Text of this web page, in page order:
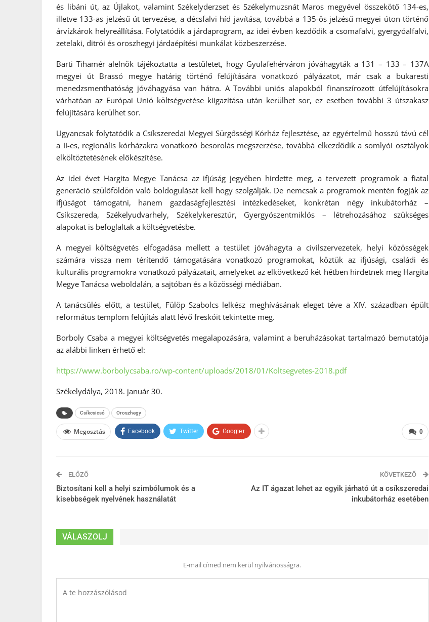
és libáni út, az Újlakot, valamint Székelyderzset és Székelymuzsnát Maros megyével összekötő 134-es,
illetve 133-as jelzésű út tervezése, a décsfalvi híd javítása, továbbá a 135-ös jelzésű megyei úton történő
árvízkárok helyreállítása. Folytatódik a járdaprogram, az idei évben kezdődik a csomafalvi, gyergyóalfalvi,
zetelaki, ditrói és oroszhegyi járdaépítési munkálat közbeszerzése.
Barti Tihamér alelnök tájékoztatta a testületet, hogy Gyulafehérváron jóváhagyták a 131 – 133 – 137A
megyei út Brassó megye határig történő felújítására vonatkozó pályázatot, már csak a bukaresti
menedzsmenthatóság jóváhagyása van hátra. A További uniós alapokból finanszírozott útfelújításokra
várhatóan az Európai Unió költségvetése kiigazítása után kerülhet sor, ez esetben további 3 útszakasz
felújítására kerülhet sor.
Ugyancsak folytatódik a Csíkszeredai Megyei Sürgősségi Kórház fejlesztése, az egyértelmű hosszú távú cél
a II-es, regionális kórházakra vonatkozó besorolás megszerzése, továbbá elkezdődik a somlyói osztályok
elköltöztetésének előkészítése.
Az idei évet Hargita Megye Tanácsa az ifjúság jegyében hirdette meg, a tervezett programok a fiatal
generáció szülőföldön való boldogulását kell hogy szolgálják. De nemcsak a programok mentén fogják az
ifjúságot támogatni, hanem gazdaságfejlesztési intézkedéseket, konkrétan négy inkubátorház –
Csíkszereda, Székelyudvarhely, Székelykeresztúr, Gyergyószentmiklós – létrehozásához szükséges
alapokat is befoglaltak a költségvetésbe.
A megyei költségvetés elfogadása mellett a testület jóváhagyta a civilszervezetek, helyi közösségek
számára vissza nem térítendő támogatására vonatkozó programokat, köztük az ifjúsági, családi és
kulturális programokra vonatkozó pályázatait, amelyeket az elkövetkező két hétben hirdetnek meg Hargita
Megye Tanácsa weboldalán, a sajtóban és a közösségi médiában.
A tanácsülés előtt, a testület, Fülöp Szabolcs lelkész meghívásának eleget téve a XIV. században épült
református templom felújítás alatt lévő freskóit tekintette meg.
Borboly Csaba a megyei költségvetés megalapozására, valamint a beruházásokat tartalmazó bemutatója
az alábbi linken érhető el:
https://www.borbolycsaba.ro/wp-content/uploads/2018/01/Koltsegvetes-2018.pdf
Székelydálya, 2018. január 30.
Csíkcsicsó Oroszhegy
0
Megosztás Facebook Twitter Google+
ELŐZŐ
Biztosítani kell a helyi szimbólumok és a
kisebbségek nyelvének használatát
KÖVETKEZŐ
Az IT ágazat lehet az egyik járható út a csíkszeredai
inkubátorház esetében
VÁLASZOLJ
E-mail címed nem kerül nyilvánosságra.